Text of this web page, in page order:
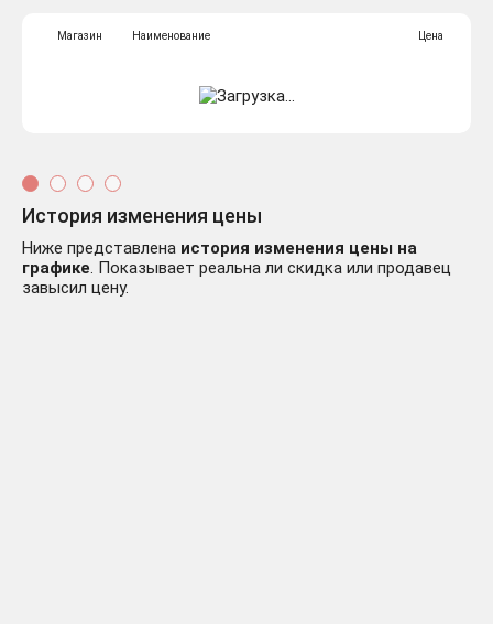
Магазин Наименование Цена
История изменения цены
Ниже представлена история изменения цены на
графике. Показывает реальна ли скидка или продавец
завысил цену.